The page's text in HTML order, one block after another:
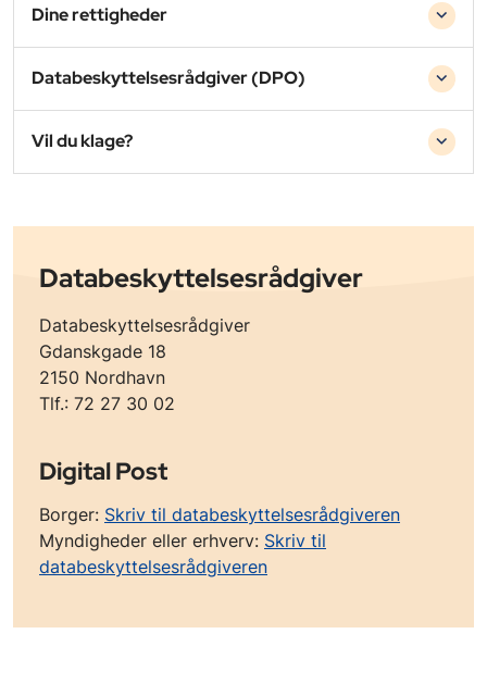
Dine rettigheder
Databeskyttelsesrådgiver (DPO)
Vil du klage?
Databeskyttelsesrådgiver
Databeskyttelsesrådgiver
Gdanskgade 18
2150 Nordhavn
Tlf.: 72 27 30 02
Digital Post
Borger: Skriv til databeskyttelsesrådgiveren
Myndigheder eller erhverv: Skriv til
databeskyttelsesrådgiveren